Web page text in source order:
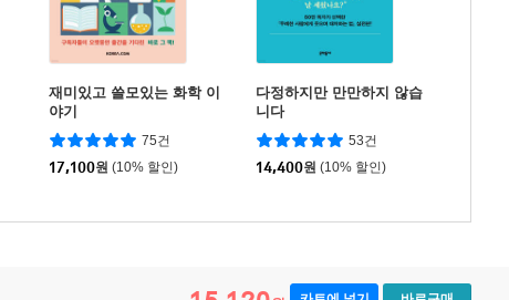
재미있고 쓸모있는 화학 이
야기
75건
17,100원 (10% 할인)
다정하지만 만만하지 않습
니다
53건
14,400원 (10% 할인)